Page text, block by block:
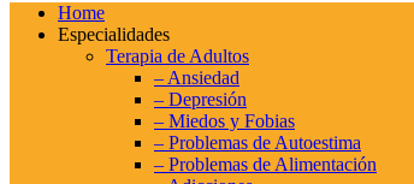
Home
Especialidades
Terapia de Adultos
– Ansiedad
– Depresión
– Miedos y Fobias
– Problemas de Autoestima
– Problemas de Alimentación